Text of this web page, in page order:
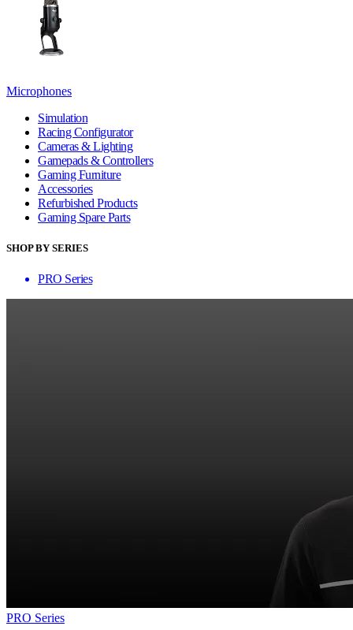
Microphones
Simulation
Racing Configurator
Cameras & Lighting
Gamepads & Controllers
Gaming Furniture
Accessories
Refurbished Products
Gaming Spare Parts
SHOP BY SERIES
PRO Series
PRO Series